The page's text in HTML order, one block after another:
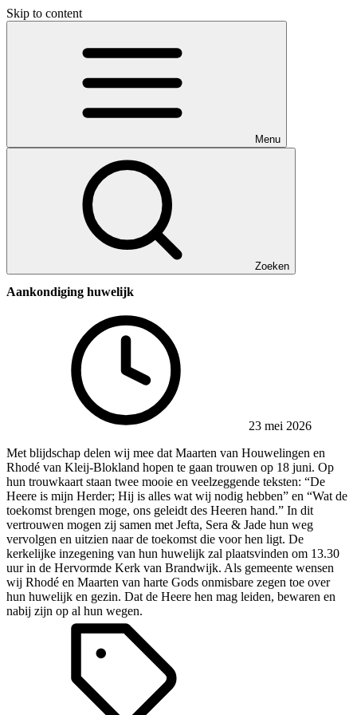
Skip to content
Menu
Zoeken
Aankondiging huwelijk
23 mei 2026
Met blijdschap delen wij mee dat Maarten van Houwelingen en
Rhodé van Kleij-Blokland hopen te gaan trouwen op 18 juni. Op
hun trouwkaart staan twee mooie en veelzeggende teksten: “De
Heere is mijn Herder; Hij is alles wat wij nodig hebben” en “Wat de
toekomst brengen moge, ons geleidt des Heeren hand.” In dit
vertrouwen mogen zij samen met Jefta, Sera & Jade hun weg
vervolgen en uitzien naar de toekomst die voor hen ligt. De
kerkelijke inzegening van hun huwelijk zal plaatsvinden om 13.30
uur in de Hervormde Kerk van Brandwijk. Als gemeente wensen
wij Rhodé en Maarten van harte Gods onmisbare zegen toe over
hun huwelijk en gezin. Dat de Heere hen mag leiden, bewaren en
nabij zijn op al hun wegen.